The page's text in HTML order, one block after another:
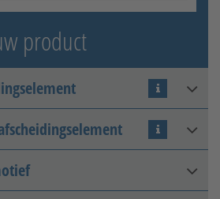
product